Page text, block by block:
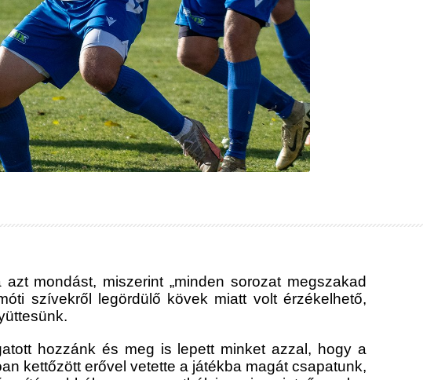
mondást, miszerint „minden sorozat megszakad
szívekről legördülő kövek miatt volt érzékelhető,
hozzánk és meg is lepett minket azzal, hogy a
kettőzött erővel vetette a játékba magát csapatunk,